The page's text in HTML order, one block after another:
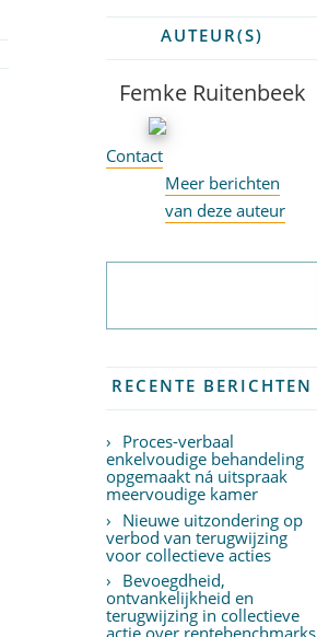
AUTEUR(S)
Femke Ruitenbeek
Contact
Meer berichten
van deze auteur
RECENTE BERICHTEN
Proces-verbaal
enkelvoudige behandeling
opgemaakt ná uitspraak
meervoudige kamer
Nieuwe uitzondering op
verbod van terugwijzing
voor collectieve acties
Bevoegdheid,
ontvankelijkheid en
terugwijzing in collectieve
actie over rentebenchmarks